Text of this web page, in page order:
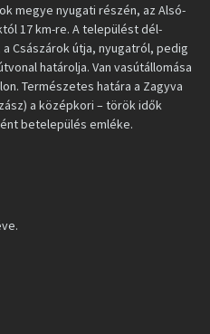
megye nyugati részén, az Alsó-
17 km-re. A települést dél-
Császárok útja, nyugatról, pedig
határolja. Van vasútállomása
Természetes határa a Zagyva
a középkori – török idők
betelepülés emléke.